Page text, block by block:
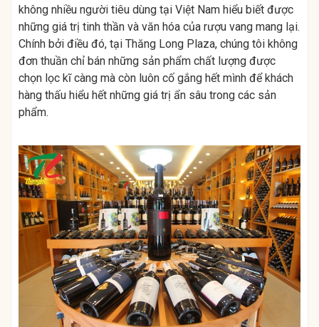
không nhiều người tiêu dùng tại Việt Nam hiểu biết được
những giá trị tinh thần và văn hóa của rượu vang mang lại.
Chính bởi điều đó, tại Thăng Long Plaza, chúng tôi không
đơn thuần chỉ bán những sản phẩm chất lượng được
chọn lọc kĩ càng mà còn luôn cố gắng hết mình để khách
hàng thấu hiểu hết những giá trị ẩn sâu trong các sản
phẩm.